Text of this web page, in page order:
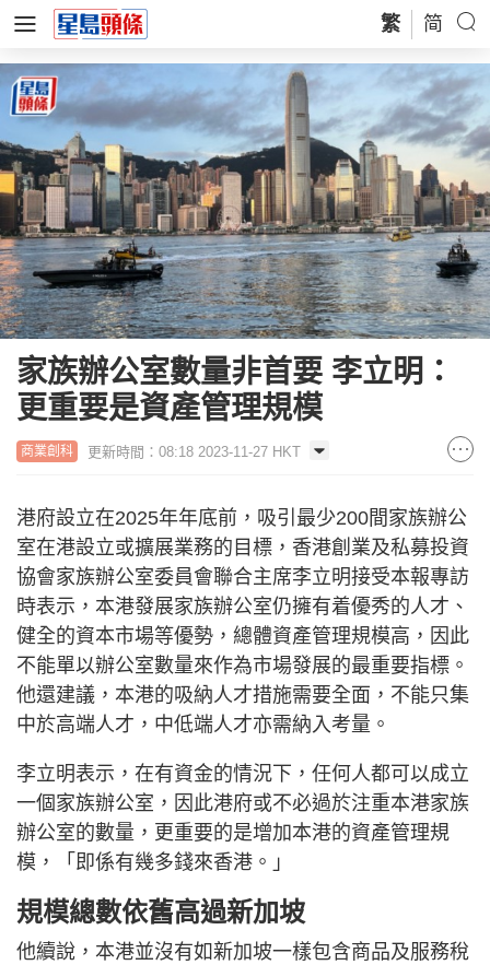
繁 简
家族辦公室數量非首要 李立明：
更重要是資產管理規模
商業創科 更新時間：08:18 2023-11-27 HKT
港府設立在2025年年底前，吸引最少200間家族辦公
室在港設立或擴展業務的目標，香港創業及私募投資
協會家族辦公室委員會聯合主席李立明接受本報專訪
時表示，本港發展家族辦公室仍擁有着優秀的人才、
健全的資本市場等優勢，總體資產管理規模高，因此
不能單以辦公室數量來作為市場發展的最重要指標。
他還建議，本港的吸納人才措施需要全面，不能只集
中於高端人才，中低端人才亦需納入考量。
李立明表示，在有資金的情況下，任何人都可以成立
一個家族辦公室，因此港府或不必過於注重本港家族
辦公室的數量，更重要的是增加本港的資產管理規
模，「即係有幾多錢來香港。」
規模總數依舊高過新加坡
他續說，本港並沒有如新加坡一樣包含商品及服務稅